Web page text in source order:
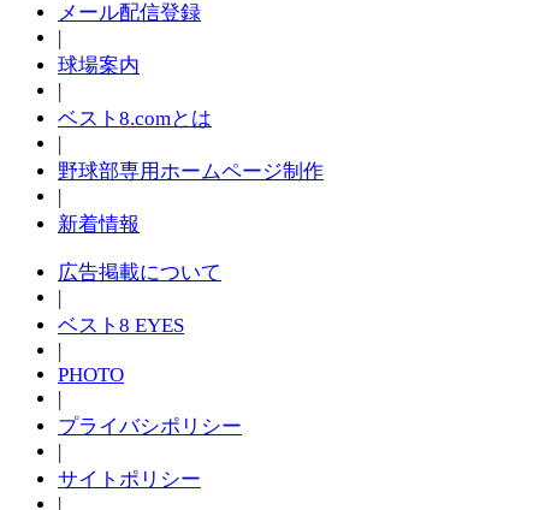
メール配信登録
|
球場案内
|
ベスト8.comとは
|
野球部専用ホームページ制作
|
新着情報
広告掲載について
|
ベスト8 EYES
|
PHOTO
|
プライバシポリシー
|
サイトポリシー
|